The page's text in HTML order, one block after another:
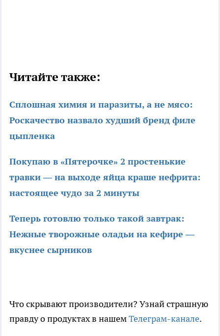
Читайте также:
Сплошная химия и паразиты, а не мясо:
Роскачество назвало худший бренд филе
цыпленка
Покупаю в «Пятерочке» 2 простенькие
травки — на выходе яйца краше нефрита:
настоящее чудо за 2 минуты
Теперь готовлю только такой завтрак:
Нежные творожные оладьи на кефире —
вкуснее сырников
Что скрывают производители? Узнай страшную
правду о продуктах в нашемТелеграм-канале.